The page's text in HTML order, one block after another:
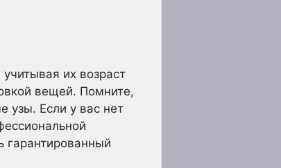
их возраст
вещей. Помните,
узы. Если у вас нет
гарантированный